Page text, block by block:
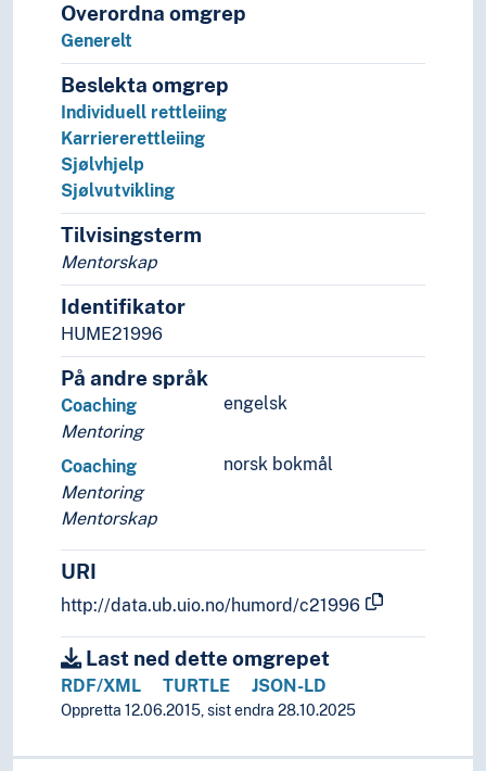
Hierarki (System)
Identifikasjon
Image
Imitasjon
Implementering
Innovasjon
Innsamling
Institusjonalisering
Intersubjektivitet
Isolering
Kildevern
Knappleik
Kodar
Kommersialisering
Kommunikasjon
Konferansar
Konformitet
Konkurransar
Konsensus
Kontinuitet
Kontroll
Krisar
Kurs
Kvalitet
Kvotar
Latskap
Overordna omgrep
Generelt
Beslekta omgrep
Individuell rettleiing
Karriererettleiing
Sjølvhjelp
Sjølvutvikling
Tilvisingsterm
Mentorskap
Identifikator
HUME21996
På andre språk
engelsk
Coaching
Mentoring
norsk bokmål
Coaching
Mentoring
Mentorskap
URI
http://data.ub.uio.no/humord/c21996
Last ned dette omgrepet
RDF/XML TURTLE JSON-LD
Oppretta 12.06.2015, sist endra 28.10.2025